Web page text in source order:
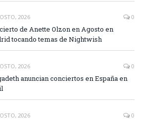
2026 0
de Anette Olzon en Agosto en
tocando temas de Nightwish
2026 0
anuncian conciertos en España en
2026 0